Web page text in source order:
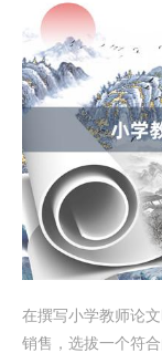
在撰写小学教师论
销售，选拔一个符